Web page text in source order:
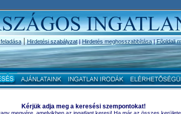
|Hirdetési szabályzat|Hirdetés meghosszabbítása|Fõoldali
Kérjük adja meg a keresési szempontokat!